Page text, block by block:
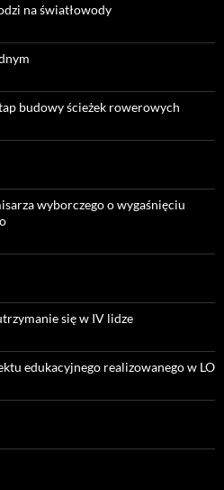
na światłowody
budowy ścieżek rowerowych
wyborczego o wygaśnięciu
się w IV lidze
edukacyjnego realizowanego w LO